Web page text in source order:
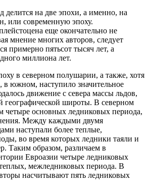
делится на две эпохи, а именно, на
или современную эпоху.
еще окончательно не
мнение многих авторов, следует
примерно пятьсот тысяч лет, а
миллиона лет.
в северном полушарии, а также, хотя
в южном, наступило значительное
движение с севера массы льдов,
географической широты. В северном
четыре основных ледниковых периода,
Между каждыми двумя
наступали более теплые,
во время которых ледники таяли и
Таким образом, различаем в
Евроазии четыре ледниковых
межледниковых периода. В
насчитывают пять ледниковых